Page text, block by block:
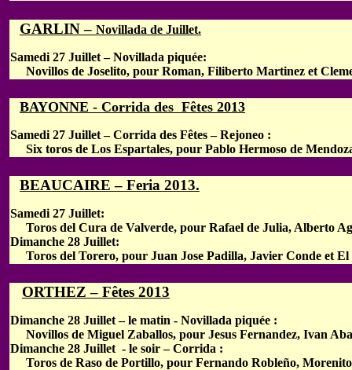
GARLIN – Novillada de Juillet.
Samedi 27 Juillet – Novillada piquée:
Novillos de Joselito, pour Roman, Filiberto Martinez et
BAYONNE - Corrida des Fêtes 2013
Samedi 27 Juillet – Corrida des Fêtes – Rejoneo :
Six toros de Los Espartales, pour Pablo Hermoso de
BEAUCAIRE – Feria 2013.
Samedi 27 Juillet:
Toros del Cura de Valverde, pour Rafael de Julia, Alberto
Dimanche 28 Juillet:
Toros del Torero, pour Juan Jose Padilla, Javier Conde et El
ORTHEZ – Fêtes 2013
Dimanche 28 Juillet – le matin - Novillada piquée :
Novillos de Miguel Zaballos, pour Jesus Fernandez, Ivan
Dimanche 28 Juillet - le soir – Corrida :
Toros de Raso de Portillo, pour Fernando Robleño,